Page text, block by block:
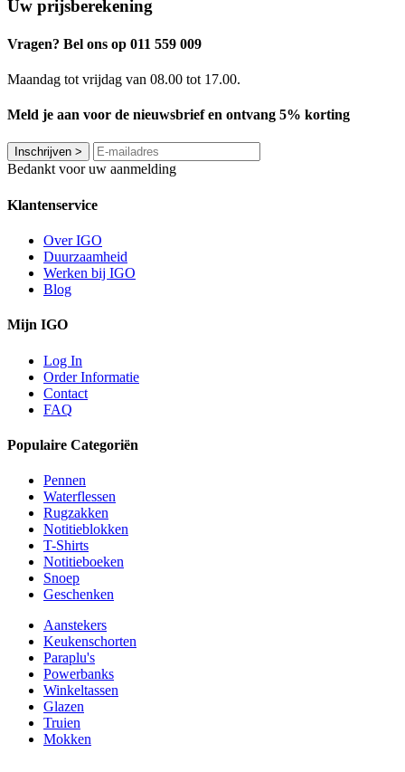
Uw prijsberekening
Vragen? Bel ons op 011 559 009
Maandag tot vrijdag van 08.00 tot 17.00.
Meld je aan voor de nieuwsbrief en ontvang 5% korting
Inschrijven >
Bedankt voor uw aanmelding
Klantenservice
Over IGO
Duurzaamheid
Werken bij IGO
Blog
Mijn IGO
Log In
Order Informatie
Contact
FAQ
Populaire Categoriën
Pennen
Waterflessen
Rugzakken
Notitieblokken
T-Shirts
Notitieboeken
Snoep
Geschenken
Aanstekers
Keukenschorten
Paraplu's
Powerbanks
Winkeltassen
Glazen
Truien
Mokken